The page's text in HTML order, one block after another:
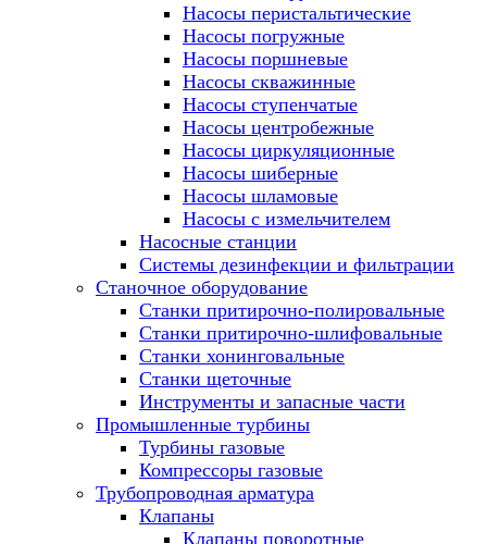
Насосы перистальтические
Насосы погружные
Насосы поршневые
Насосы скважинные
Насосы ступенчатые
Насосы центробежные
Насосы циркуляционные
Насосы шиберные
Насосы шламовые
Насосы с измельчителем
Насосные станции
Системы дезинфекции и фильтрации
Станочное оборудование
Станки притирочно-полировальные
Станки притирочно-шлифовальные
Станки хонинговальные
Станки щеточные
Инструменты и запасные части
Промышленные турбины
Турбины газовые
Компрессоры газовые
Трубопроводная арматура
Клапаны
Клапаны поворотные